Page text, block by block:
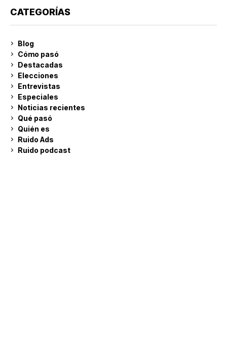
CATEGORÍAS
Blog
Cómo pasó
Destacadas
Elecciones
Entrevistas
Especiales
Noticias recientes
Qué pasó
Quién es
Ruido Ads
Ruido podcast